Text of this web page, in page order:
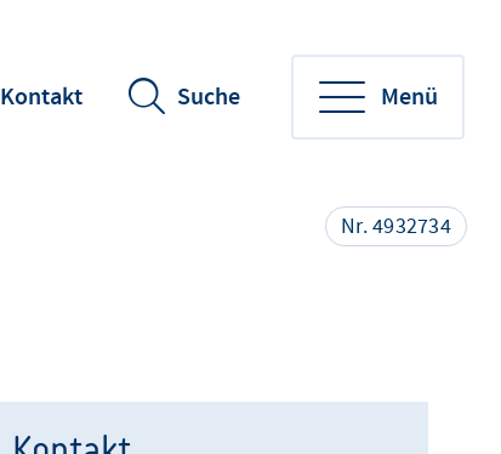
Kontakt Suche Menü
Nr. 4932734